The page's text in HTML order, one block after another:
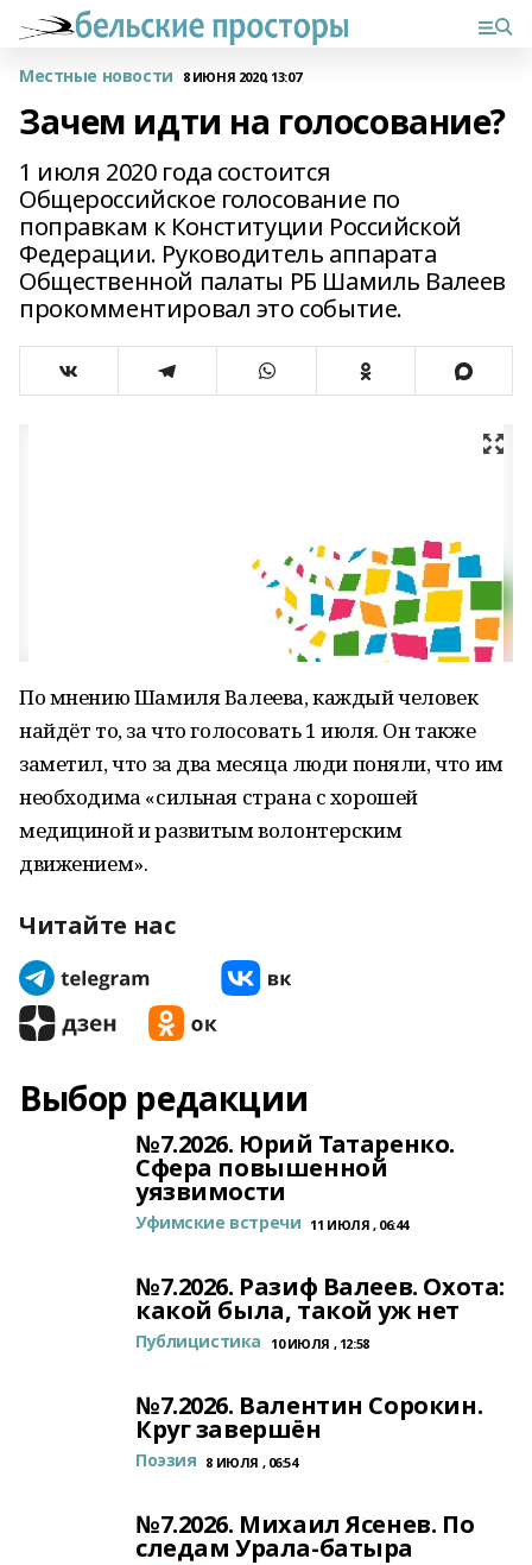
Местные новости 8 ИЮНЯ 2020, 13:07
Зачем идти на голосование?
1 июля 2020 года состоится
Общероссийское голосование по
поправкам к Конституции Российской
Федерации. Руководитель аппарата
Общественной палаты РБ Шамиль Валеев
прокомментировал это событие.
По мнению Шамиля Валеева, каждый человек
найдёт то, за что голосовать 1 июля. Он также
заметил, что за два месяца люди поняли, что им
необходима «сильная страна с хорошей
медициной и развитым волонтерским
движением».
Читайте нас
Выбор редакции
№7.2026. Юрий Татаренко.
Сфера повышенной
уязвимости
Уфимские встречи 11 ИЮЛЯ , 06:44
№7.2026. Разиф Валеев. Охота:
какой была, такой уж нет
Публицистика 10 ИЮЛЯ , 12:58
№7.2026. Валентин Сорокин.
Круг завершён
Поэзия 8 ИЮЛЯ , 06:54
№7.2026. Михаил Ясенев. По
следам Урала-батыра